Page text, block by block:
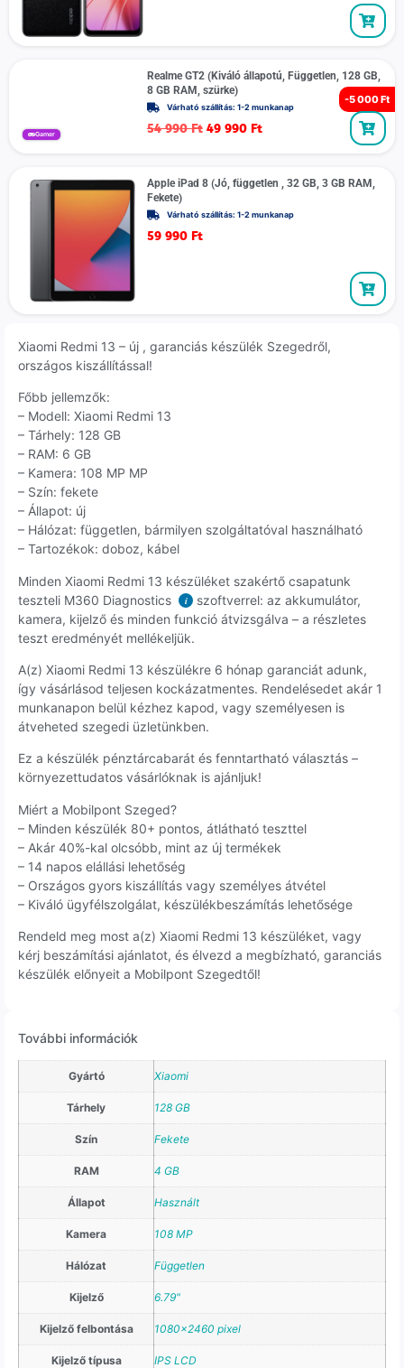
-5 000 Ft
Gamer
Realme GT2 (Kiváló állapotú, Független, 128 GB,
8 GB RAM, szürke)
Várható szállítás: 1-2 munkanap
54 990Ft 49 990 Ft
Apple iPad 8 (Jó, független , 32 GB, 3 GB RAM,
Fekete)
Várható szállítás: 1-2 munkanap
59 990 Ft
Xiaomi Redmi 13 – új , garanciás készülék Szegedről,
országos kiszállítással!
Főbb jellemzők:
– Modell: Xiaomi Redmi 13
– Tárhely: 128 GB
– RAM: 6 GB
– Kamera: 108 MP MP
– Szín: fekete
– Állapot: új
– Hálózat: független, bármilyen szolgáltatóval használható
– Tartozékok: doboz, kábel
Minden Xiaomi Redmi 13 készüléket szakértő csapatunk
teszteli M360 Diagnostics
i
szoftverrel: az akkumulátor,
kamera, kijelző és minden funkció átvizsgálva – a részletes
teszt eredményét mellékeljük.
A(z) Xiaomi Redmi 13 készülékre 6 hónap garanciát adunk,
így vásárlásod teljesen kockázatmentes. Rendelésedet akár 1
munkanapon belül kézhez kapod, vagy személyesen is
átveheted szegedi üzletünkben.
Ez a készülék pénztárcabarát és fenntartható választás –
környezettudatos vásárlóknak is ajánljuk!
Miért a Mobilpont Szeged?
– Minden készülék 80+ pontos, átlátható teszttel
– Akár 40%-kal olcsóbb, mint az új termékek
– 14 napos elállási lehetőség
– Országos gyors kiszállítás vagy személyes átvétel
– Kiváló ügyfélszolgálat, készülékbeszámítás lehetősége
Rendeld meg most a(z) Xiaomi Redmi 13 készüléket, vagy
kérj beszámítási ajánlatot, és élvezd a megbízható, garanciás
készülék előnyeit a Mobilpont Szegedtől!
További információk
Gyártó Xiaomi
Tárhely 128 GB
Szín Fekete
RAM 4 GB
Állapot Használt
Kamera 108 MP
Hálózat Független
Kijelző 6.79"
Kijelző felbontása 1080×2460 pixel
Kijelző típusa IPS LCD